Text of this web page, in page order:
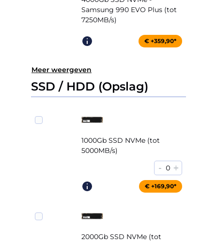
Samsung 990 EVO Plus (tot
7250MB/s)
€ +359,90*
Meer weergeven
SSD / HDD (Opslag)
1000Gb SSD NVMe (tot
5000MB/s)
- 0 +
€ +169,90*
2000Gb SSD NVMe (tot